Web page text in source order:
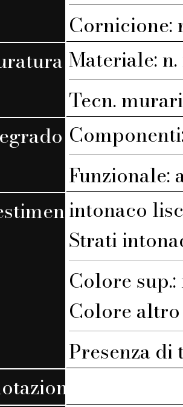
Cornicione:
Materiale: n.
Tecn.
Funzionale:
intonaco
Strati
Colore
Colore altro
Presenza